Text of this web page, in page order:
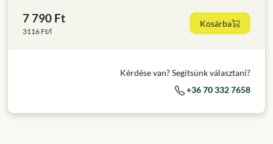
7 790 Ft
3116 Ft/l
Kosárba
Kérdése van? Segítsünk választani?
+36 70 332 7658